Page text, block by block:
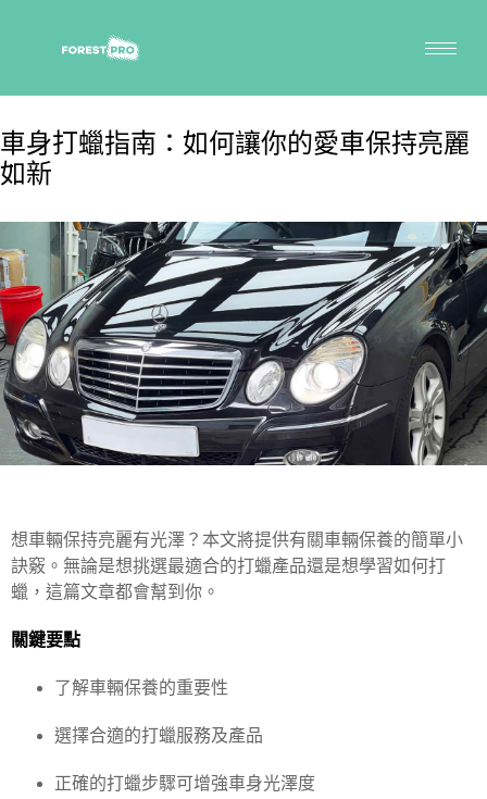
車身打蠟指南：如何讓你的愛車保持亮麗
如新
想車輛保持亮麗有光澤？本文將提供有關車輛保養的簡單小
訣竅。無論是想挑選最適合的打蠟產品還是想學習如何打
蠟，這篇文章都會幫到你。
關鍵要點
了解車輛保養的重要性
選擇合適的打蠟服務及產品
正確的打蠟步驟可增強車身光澤度